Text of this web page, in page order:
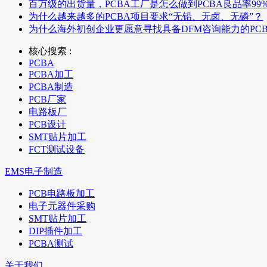
百万级的出货量，PCBA工厂是怎么做到PCBA良品率
为什么越来越多的PCBA项目要求“无铅、无卤、无磷”？
为什么海外初创企业更愿意寻找具备DFM咨询能力的
核心搜索 :
PCBA
PCBA加工
PCBA制造
PCB厂家
电路板厂
PCB设计
SMT贴片加工
FCT测试设备
EMS电子制造
PCB电路板加工
电子元器件采购
SMT贴片加工
DIP插件加工
PCBA测试